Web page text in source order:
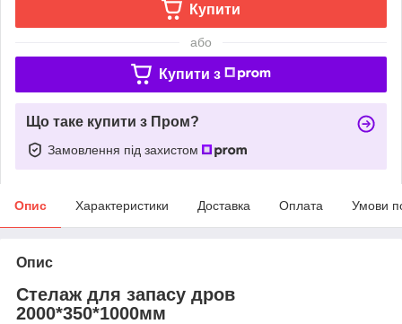
Купити
або
Купити з
Що таке купити з Пром?
Замовлення під захистом
Опис Характеристики Доставка Оплата Умови
Опис
Стелаж для запасу дров
2000*350*1000мм